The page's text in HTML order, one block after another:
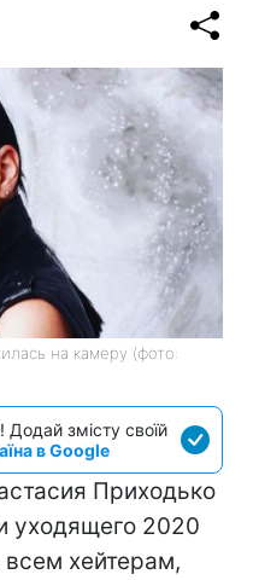
на камеру (фото:
Додай змісту своїй
в Google
Приходько
уходящего 2020
всем хейтерам,